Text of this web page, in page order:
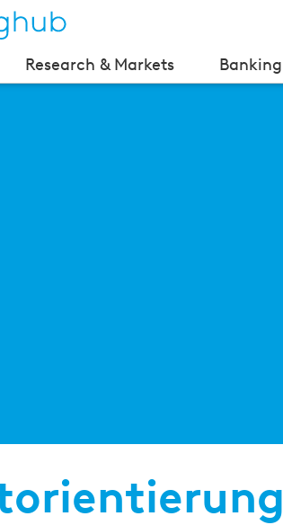
Research & Markets Banking